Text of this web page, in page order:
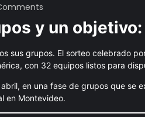
y un
sus grupos. El sorteo celebrado
con 32 equipos listos para
en una fase de grupos que se
en Montevideo.